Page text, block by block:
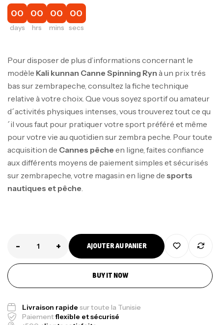
00
days
00
hrs
00
mins
00
secs
Pour disposer de plus d’informations concernant le
modèle Kali kunnan Canne Spinning Ryn à un prix trés
bas sur zembrapeche, consultez la fiche technique
relative à votre choix. Que vous soyez sportif ou amateur
d´activités physiques intenses, vous trouverez tout ce qu
´il vous faut pour pratiquer votre sport préféré et même
pour votre vie au quotidien sur zembra peche. Pour toute
acquisition de Cannes pêche en ligne, faites confiance
aux différents moyens de paiement simples et sécurisés
sur zembrapeche, votre magasin en ligne de sports
nautiques et pêche.
- + AJOUTER AU PANIER
BUY IT NOW
Livraison rapide sur toute la Tunisie
Paiementflexible et sécurisé
Canne Jigging Sunset Massive Attack
1.83m 120/250gr 30kg
Cannes,Jigging
د.ت379,000